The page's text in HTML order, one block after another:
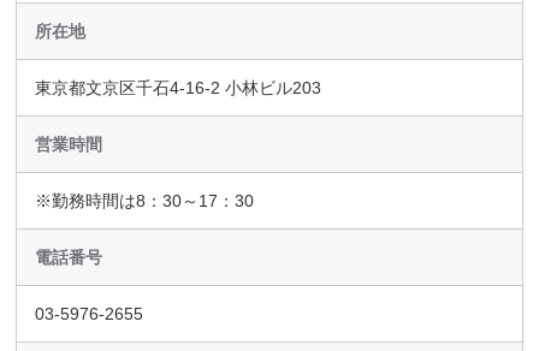
所在地
東京都文京区千石4-16-2 小林ビル203
営業時間
※勤務時間は8：30～17：30
電話番号
03-5976-2655